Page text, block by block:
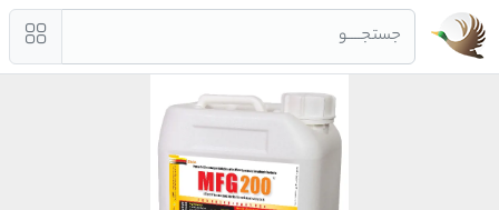
جستجــــو